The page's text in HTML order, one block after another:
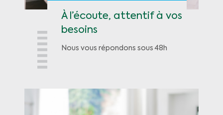
À l’écoute, attentif à vos
besoins
Nous vous répondons sous 48h